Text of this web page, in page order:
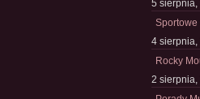
5 sierpnia,
Sportowe
4 sierpnia,
Rocky
2 sierpnia,